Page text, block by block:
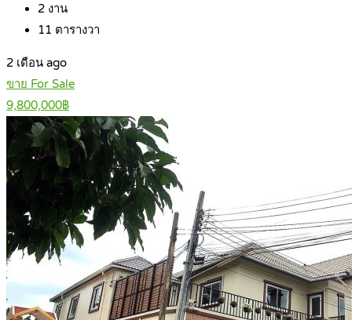
2 งาน
11 ตารางวา
2 เดือน ago
ขาย For Sale
9,800,000฿